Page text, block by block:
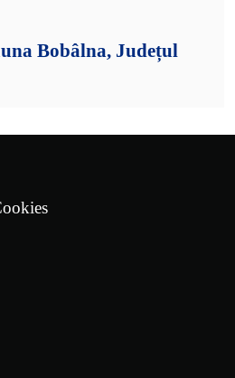
Bobâlna, Județul